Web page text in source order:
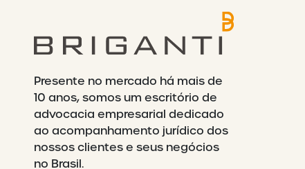
Presente no mercado há mais de
10 anos, somos um escritório de
advocacia empresarial dedicado
ao acompanhamento jurídico dos
nossos clientes e seus negócios
no Brasil.